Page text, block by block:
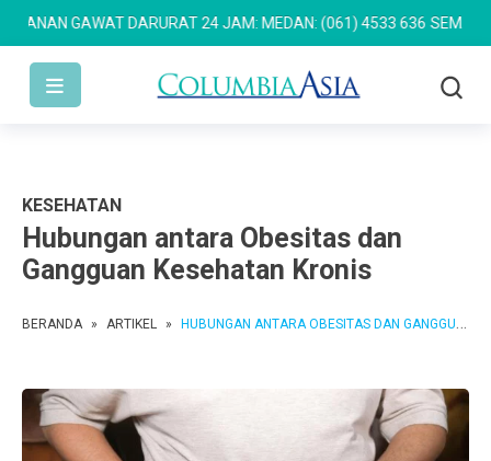
GAWAT DARURAT 24 JAM: MEDAN: (061) 4533 636 SEMARANG:
KESEHATAN
Hubungan antara Obesitas dan
Gangguan Kesehatan Kronis
BERANDA » ARTIKEL » HUBUNGAN ANTARA OBESITAS DAN GANGGUAN KESEHATAN KRONIS